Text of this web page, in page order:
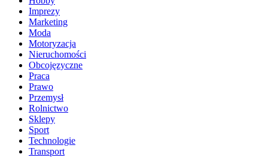
Imprezy
Marketing
Moda
Motoryzacja
Nieruchomości
Obcojęzyczne
Praca
Prawo
Przemysł
Rolnictwo
Sklepy
Sport
Technologie
Transport